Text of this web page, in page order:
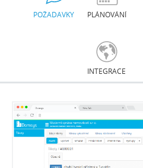
POŽADAVKY PLÁNOVÁNÍ
INTEGRACE